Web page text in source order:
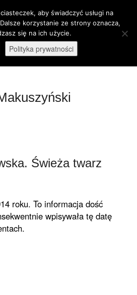
narzędzi
M
e
B
Świeża twarz
roku. To informacja dość
wpisywała tę datę
aby świadczyć usługi na
korzystanie ze strony oznacza,
się na ich użycie.
Polityka prywatności